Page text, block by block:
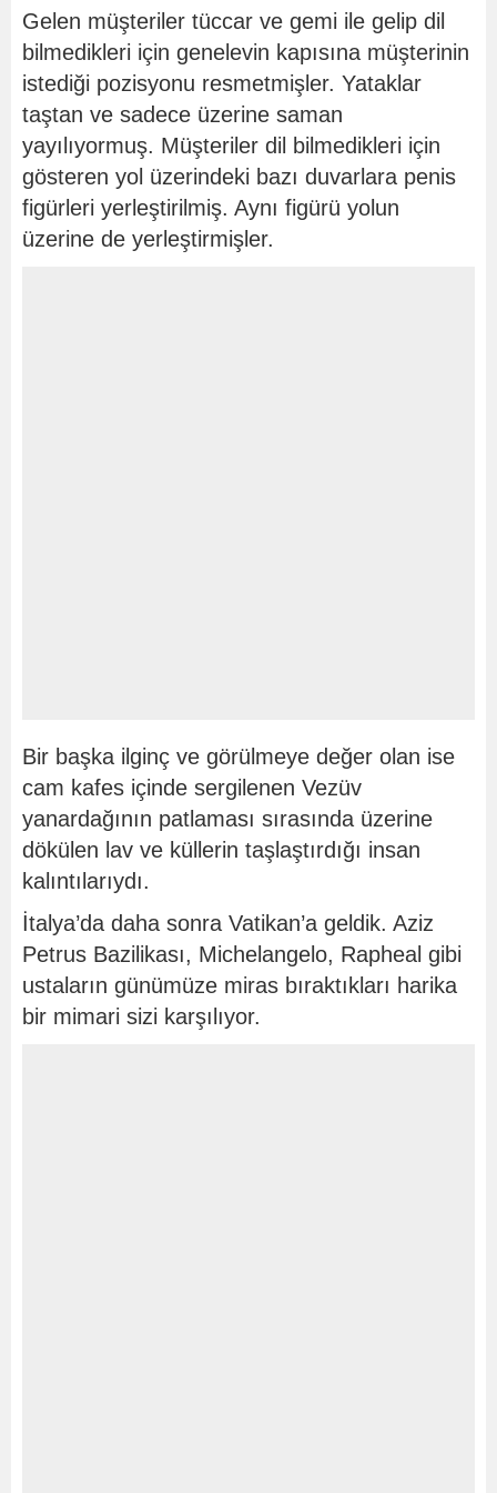
Gelen müşteriler tüccar ve gemi ile gelip dil
bilmedikleri için genelevin kapısına müşterinin
istediği pozisyonu resmetmişler. Yataklar
taştan ve sadece üzerine saman
yayılıyormuş. Müşteriler dil bilmedikleri için
gösteren yol üzerindeki bazı duvarlara penis
figürleri yerleştirilmiş. Aynı figürü yolun
üzerine de yerleştirmişler.
Bir başka ilginç ve görülmeye değer olan ise
cam kafes içinde sergilenen Vezüv
yanardağının patlaması sırasında üzerine
dökülen lav ve küllerin taşlaştırdığı insan
kalıntılarıydı.
İtalya’da daha sonra Vatikan’a geldik. Aziz
Petrus Bazilikası, Michelangelo, Rapheal gibi
ustaların günümüze miras bıraktıkları harika
bir mimari sizi karşılıyor.